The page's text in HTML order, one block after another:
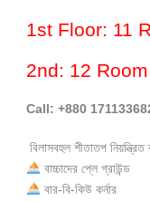
1st Floor: 11
2nd: 12
Call: +880
বিলাসবহুল শীতাতপ
বাচ্চাদের প্লে গ্রাউন্ড
বার-বি-কিউ কর্নার